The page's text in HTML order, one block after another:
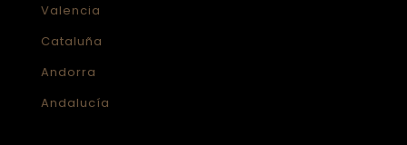
Valencia
Cataluña
Andorra
Andalucía